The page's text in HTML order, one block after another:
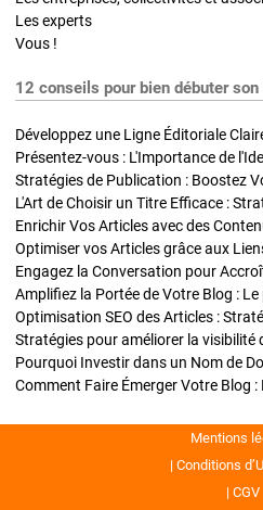
Les experts
Vous !
12 conseils pour bien débuter
Développez une Ligne Éditoriale
Présentez-vous : L'Importance de
L'Art de Choisir un Titre Efficace :
Optimiser vos Articles grâce aux
Engagez la Conversation pour
Amplifiez la Portée de Votre Blog :
Mentions
Conditions
CGV